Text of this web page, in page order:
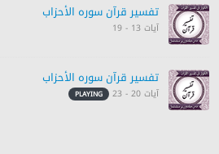
تفسیر قرآن سورہ ‎الأحزاب‎
آیات 13 - 19
تفسیر قرآن سورہ ‎الأحزاب‎
آیات 20 - 23 PLAYING